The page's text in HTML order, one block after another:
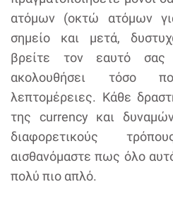
ατόμων (οκτώ ατόμων
σημείο και μετά,
βρείτε τον εαυτό
ακολουθήσει τόσο
λεπτομέρειες. Κάθε
της currency και
διαφορετικούς
αισθανόμαστε πως όλο
πολύ πιο απλό.